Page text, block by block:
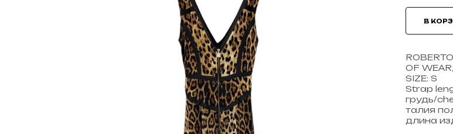
В
OF
SIZE: S
Strap
грудь/
талия
длина